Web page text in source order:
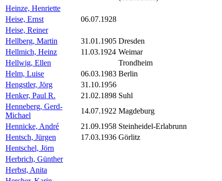
Heinze, Henriette
Heise, Ernst
06.07.1928
Heise, Reiner
Hellberg, Martin
31.01.1905 Dresden
Hellmich, Heinz
11.03.1924 Weimar
Hellwig, Ellen
Trondheim
Helm, Luise
06.03.1983 Berlin
Hengstler, Jörg
31.10.1956
Henker, Paul R.
21.02.1898 Suhl
Henneberg, Gerd-
Michael
14.07.1922 Magdeburg
Hennicke, André
21.09.1958 Steinheidel-Erlabrunn
Hentsch, Jürgen
17.03.1936 Görlitz
Hentschel, Jörn
Herbrich, Günther
Herbst, Anita